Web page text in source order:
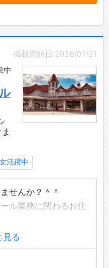
掲載開始日:2026/07/21
中
活躍中
せんか？＾＾
ル業務に関わるお仕
に昼食）を対象とし
見る